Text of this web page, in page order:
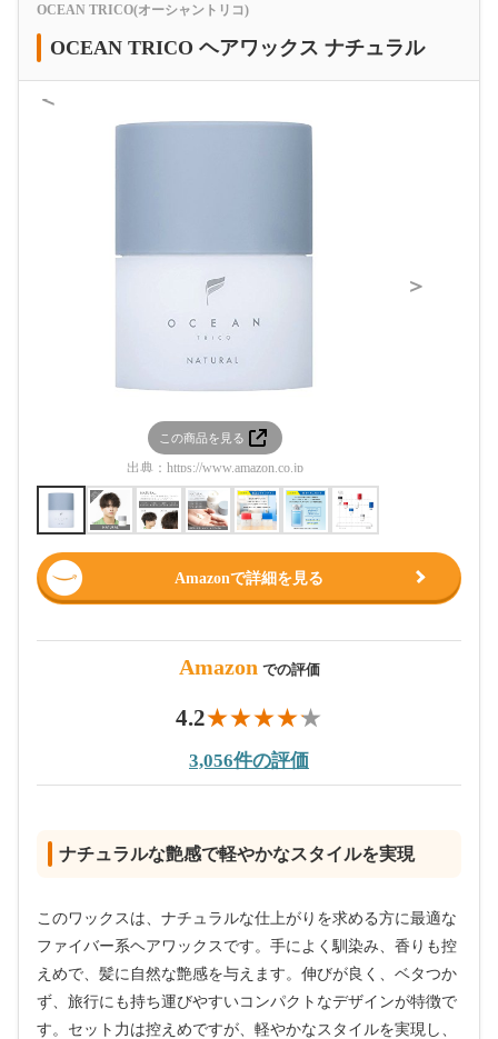
OCEAN TRICO(オーシャントリコ)
OCEAN TRICO ヘアワックス ナチュラル
＜
この商品を見る
出典： https://www.amazon.co.jp
＞
Amazonで詳細を見る
Amazon での評価
4.2
3,056件の評価
ナチュラルな艶感で軽やかなスタイルを実現
このワックスは、ナチュラルな仕上がりを求める方に最適な
ファイバー系ヘアワックスです。手によく馴染み、香りも控
えめで、髪に自然な艶感を与えます。伸びが良く、ベタつか
ず、旅行にも持ち運びやすいコンパクトなデザインが特徴で
す。セット力は控えめですが、軽やかなスタイルを実現し、